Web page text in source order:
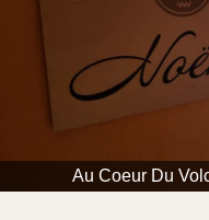
Au Coeur Du